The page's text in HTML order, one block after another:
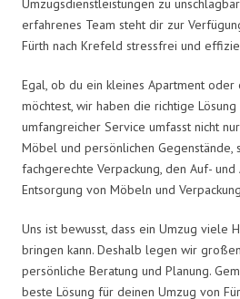
Umzugsdienstleistungen zu
erfahrenes Team steht dir zur
Fürth nach Krefeld stressfrei und
Egal, ob du ein kleines Apartment oder
möchtest, wir haben die richtige
umfangreicher Service umfasst nicht
Möbel und persönlichen Gegenstände,
fachgerechte Verpackung, den Auf-
Entsorgung von Möbeln und
Uns ist bewusst, dass ein Umzug viele
bringen kann. Deshalb legen wir
persönliche Beratung und Planung.
beste Lösung für deinen Umzug von